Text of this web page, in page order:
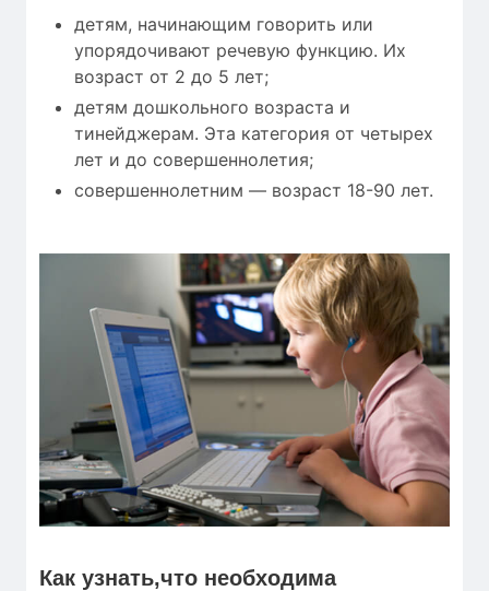
детям, начинающим говорить или
упорядочивают речевую функцию. Их
возраст от 2 до 5 лет;
детям дошкольного возраста и
тинейджерам. Эта категория от четырех
лет и до совершеннолетия;
совершеннолетним — возраст 18-90 лет.
Как узнать,что необходима